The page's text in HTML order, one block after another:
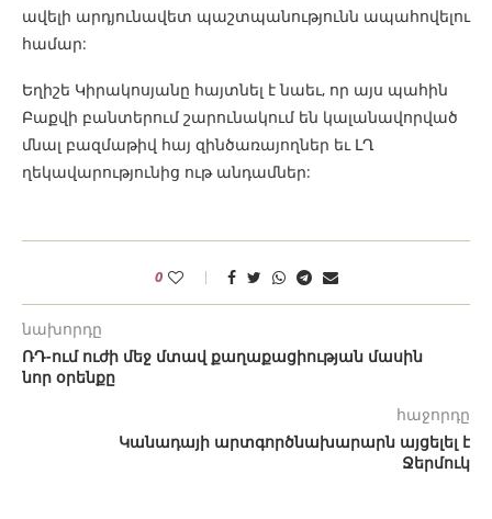
ավելի արդյունավետ պաշտպանությունն ապահովելու
համար:
Եղիշե Կիրակոսյանը հայտնել է նաեւ, որ այս պահին
Բաքվի բանտերում շարունակում են կալանավորված
մնալ բազմաթիվ հայ զինծառայողներ եւ ԼՂ
ղեկավարությունից ութ անդամներ:
0
նախորդը
ՌԴ-ում ուժի մեջ մտավ քաղաքացիության մասին
նոր օրենքը
հաջորդը
Կանադայի արտգործնախարարն այցելել է
Ջերմուկ